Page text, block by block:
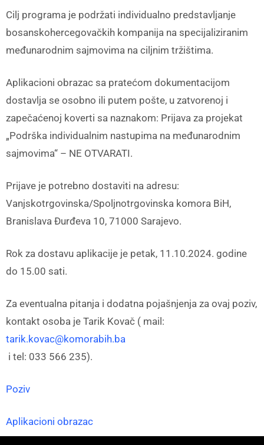
Cilj programa je podržati individualno predstavljanje
bosanskohercegovačkih kompanija na specijaliziranim
međunarodnim sajmovima na ciljnim tržištima.
Aplikacioni obrazac sa pratećom dokumentacijom
dostavlja se osobno ili putem pošte, u zatvorenoj i
zapečaćenoj koverti sa naznakom: Prijava za projekat
„Podrška individualnim nastupima na međunarodnim
sajmovima“ – NE OTVARATI.
Prijave je potrebno dostaviti na adresu:
Vanjskotrgovinska/Spoljnotrgovinska komora BiH,
Branislava Đurđeva 10, 71000 Sarajevo.
Rok za dostavu aplikacije je petak, 11.10.2024. godine
do 15.00 sati.
Za eventualna pitanja i dodatna pojašnjenja za ovaj poziv,
kontakt osoba je Tarik Kovač ( mail:
tarik.kovac@komorabih.ba
i tel: 033 566 235).
Poziv
Aplikacioni obrazac